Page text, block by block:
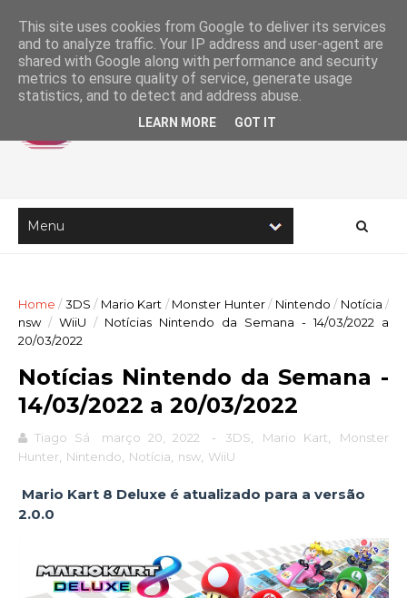
Home / 3DS / Mario Kart / Monster Hunter / Nintendo / Notícia /
nsw / WiiU / Notícias Nintendo da Semana - 14/03/2022 a
20/03/2022
Notícias Nintendo da Semana -
14/03/2022 a 20/03/2022
Tiago Sá março 20, 2022 - 3DS Mario Kart
Monster
Hunter
Nintendo Notícia nsw WiiU
Mario Kart 8 Deluxe é atualizado para a versão
2.0.0
This site uses cookies from Google to deliver its services
and to analyze traffic. Your IP address and user-agent are
shared with Google along with performance and security
metrics to ensure quality of service, generate usage
statistics, and to detect and address abuse.
LEARN MORE GOT IT